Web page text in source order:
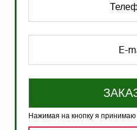
Нажимая на кнопку я принимаю